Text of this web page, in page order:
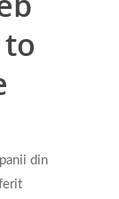
din